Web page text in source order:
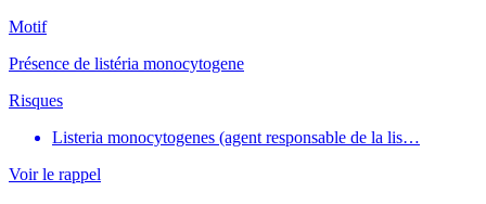
Motif
Présence de listéria monocytogene
Risques
Listeria monocytogenes (agent responsable de la lis…
Voir le rappel